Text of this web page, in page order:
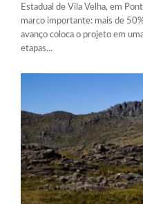
Estadual de Vila Velha, em
marco importante: mais de
avanço coloca o projeto em
etapas...